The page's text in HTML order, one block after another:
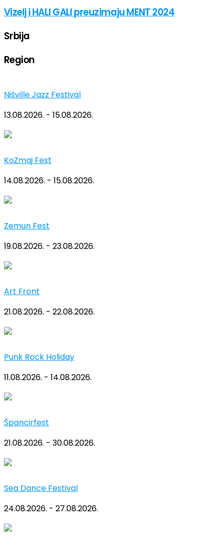
Vizelj i HALI GALI preuzimaju MENT 2024
Srbija
Region
Nišville Jazz Festival
13.08.2026. - 15.08.2026.
KoZmaj Fest
14.08.2026. - 15.08.2026.
Zemun Fest
19.08.2026. - 23.08.2026.
Art Front
21.08.2026. - 22.08.2026.
Punk Rock Holiday
11.08.2026. - 14.08.2026.
Špancirfest
21.08.2026. - 30.08.2026.
Sea Dance Festival
24.08.2026. - 27.08.2026.